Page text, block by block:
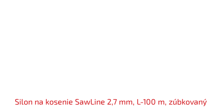
Silon na kosenie SawLine 2,7 mm, L-100 m, zúbkovaný